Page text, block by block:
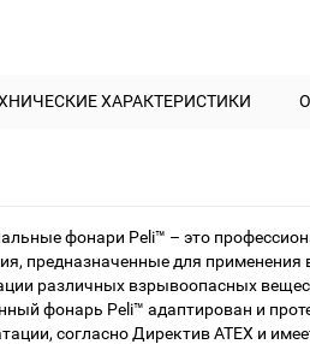
ХАРАКТЕРИСТИКИ
фонари Peli™ – это
предназначенные для применения
различных взрывоопасных
фонарь Peli™ адаптирован и
согласно Директив ATEX и